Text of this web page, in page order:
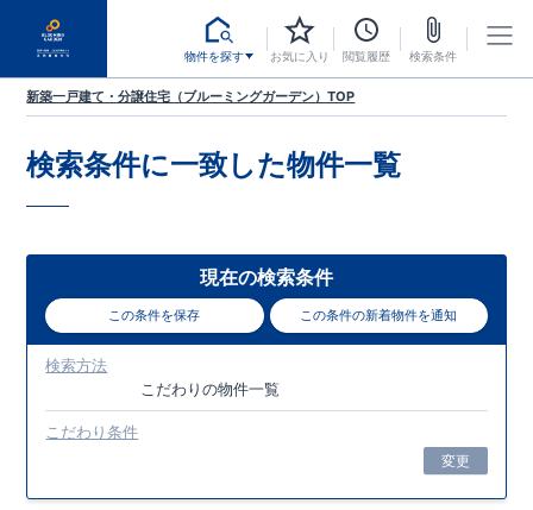
物件を探す お気に入り 閲覧履歴 検索条件
新築一戸建て・分譲住宅（ブルーミングガーデン）TOP
検索条件に一致した物件一覧
現在の検索条件
この条件を保存 この条件の新着物件を通知
検索方法
こだわりの物件一覧
こだわり条件
変更